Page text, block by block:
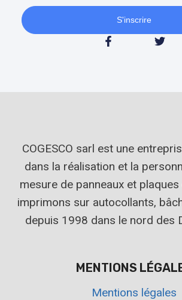
S'inscrire
COGESCO sarl est une
dans la réalisation et la
mesure de panneaux et
imprimons sur autocollants,
depuis 1998 dans le nord des
MENTIONS
Mentions légales